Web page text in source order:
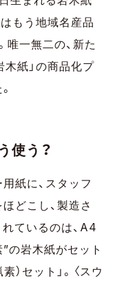
はもう地域名産品
唯一無二の、新た
木紙」の商品化プ
使う？
紙に、スタッフ
どこし、製造さ
れているのは、A4
の岩木紙がセット
）セット」。〈スウ